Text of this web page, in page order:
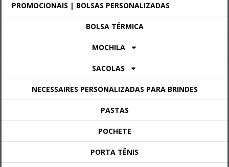
PROMOCIONAIS | BOLSAS PERSONALIZADAS
BOLSA TÉRMICA
MOCHILA
SACOLAS
NECESSAIRES PERSONALIZADAS PARA BRINDES
PASTAS
POCHETE
PORTA TÊNIS